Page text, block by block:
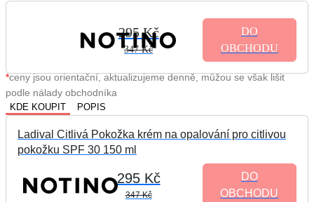
295 Kč
347 Kč
DO
OBCHODU
*ceny jsou orientační, aktualizujeme denně, můžou se však lišit
podle nálady obchodníka
KDE KOUPIT POPIS
Ladival Citlivá Pokožka krém na opalování pro citlivou
pokožku SPF 30 150 ml
295 Kč
347 Kč
DO
OBCHODU